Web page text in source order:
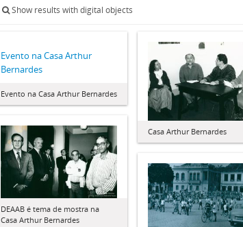
Show results with digital objects
Evento na Casa Arthur
Bernardes
Evento na Casa Arthur Bernardes
Casa Arthur Bernardes
DEAAB é tema de mostra na
Casa Arthur Bernardes